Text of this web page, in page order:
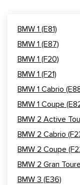
BMW 1 (E81)
BMW 1 (E87)
BMW 1 (F20)
BMW 1 (F21)
BMW 1 Cabrio
BMW 1 Coupe
BMW 2 Active
BMW 2 Cabrio
BMW 2 Coupe
BMW 2 Gran
BMW 3 (E36)